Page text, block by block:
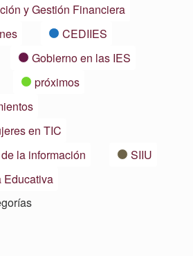
y Gestión Financiera
CEDIIES
Gobierno en las IES
próximos
en TIC
la información
SIIU
Educativa